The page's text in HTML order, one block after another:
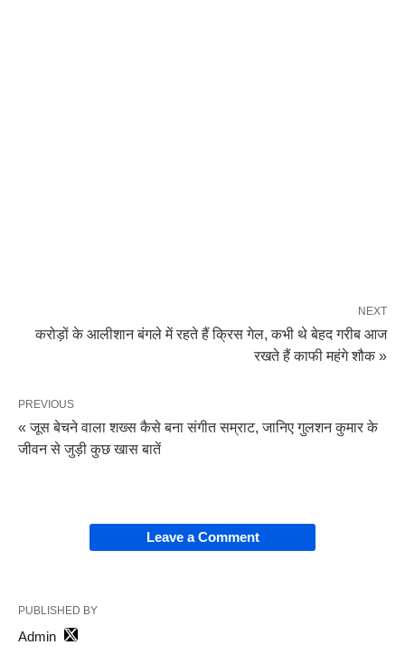
NEXT
करोड़ों के आलीशान बंगले में रहते हैं क्रिस गेल, कभी थे बेहद गरीब आज
रखते हैं काफी महंगे शौक »
PREVIOUS
« जूस बेचने वाला शख्स कैसे बना संगीत सम्राट, जानिए गुलशन कुमार के
जीवन से जुड़ी कुछ खास बातें
Leave a Comment
PUBLISHED BY
Admin